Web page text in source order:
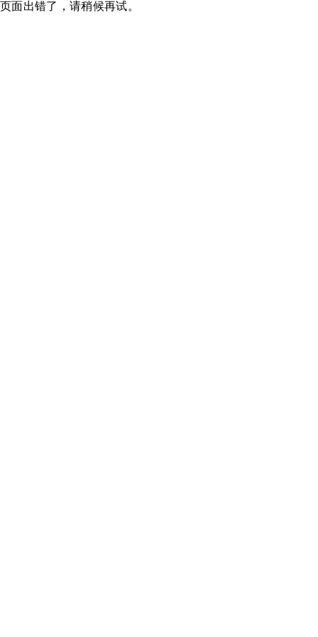
页面出错了，请稍候再试。